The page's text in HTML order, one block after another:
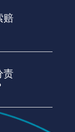
赔
责